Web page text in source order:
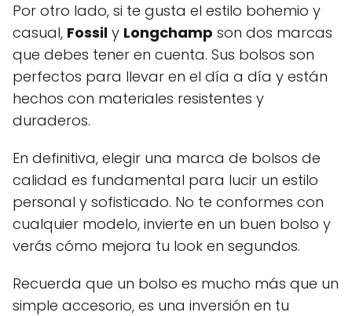
Por otro lado, si te gusta el estilo bohemio y
casual, Fossil y Longchamp son dos marcas
que debes tener en cuenta. Sus bolsos son
perfectos para llevar en el día a día y están
hechos con materiales resistentes y
duraderos.
En definitiva, elegir una marca de bolsos de
calidad es fundamental para lucir un estilo
personal y sofisticado. No te conformes con
cualquier modelo, invierte en un buen bolso y
verás cómo mejora tu look en segundos.
Recuerda que un bolso es mucho más que un
simple accesorio, es una inversión en tu